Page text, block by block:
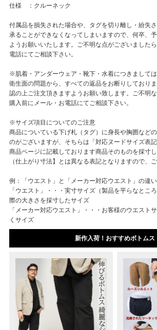
仕様 ：クルーネック
付属品を損失された場合や、タグを切り離し・紛失
承ることができなくなってしまいますので、何卒、
ようお願いいたします。ご不明な点がございました
電話にてご相談下さい。
※肌着・アンダーウェア・靴下・水着につきましては
衛生面の問題から、すべての返品をお断りしており
認の上ご注文頂きますようお願い致します。ご不明
購入前にメール・お電話にてご相談下さい。
※サイズ項目についてのご注意
商品についている下げ札（タグ）に身長や胸囲など
のがございますが、そちらは「対応ヌードサイズ表
商品ページに記載しております商品そのものを採寸
（仕上がり寸法】とは異なる表記となりますので、ご
例：「ウエスト」と「メーカー対応ウエスト」の違い
「ウエスト」・・・実寸サイズ（製品を平らなとこ
際の大きさを採寸したサイズ
「メーカー対応ウエスト」・・・お客様のウエスト
くサイズ
新作入荷！おすすめボトムス